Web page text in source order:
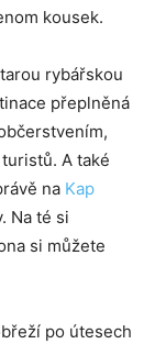
kousek.
rybářskou
přeplněná
A také
na Kap
Na té si
si můžete
po útesech